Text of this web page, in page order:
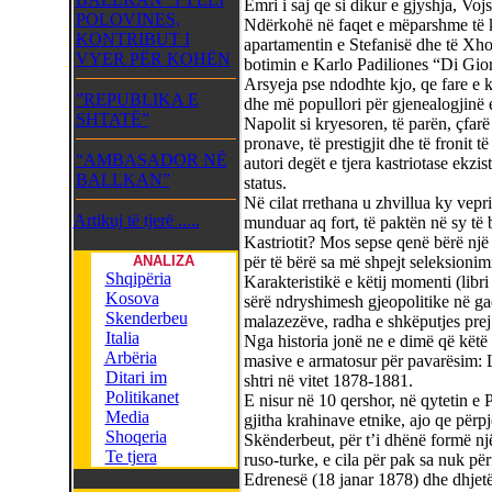
POLOVINES,
KONTRIBUT I
VYER PËR KOHËN
”REPUBLIKA E
SHTATË”
“AMBASADOR NË
BALLKAN”
Artikuj të tjerë .....
ANALIZA
Shqipëria
Kosova
Skenderbeu
Italia
Arbëria
Ditari im
Politikanet
Media
Shoqeria
Te tjera
Emri i saj qe si dikur e gjyshja,
Ndërkohë në faqet e mëparshme
apartamentin e Stefanisë dhe të
botimin e Karlo Padiliones “Di
Arsyeja pse ndodhte kjo, qe fare e
dhe më popullori për gjenealogjinë
Napolit si kryesoren, të parën,
pronave, të prestigjit dhe të fronit
autori degët e tjera kastriotase
status.
Në cilat rrethana u zhvillua ky
munduar aq fort, të paktën në sy të
Kastriotit? Mos sepse qenë bërë
për të bërë sa më shpejt
Karakteristikë e këtij momenti (libri
sërë ndryshimesh gjeopolitike në
malazezëve, radha e shkëputjes
Nga historia jonë ne e dimë që
masive e armatosur për
shtri në vitet 1878-1881.
E nisur në 10 qershor, në qytetin e
gjitha krahinave etnike, ajo qe
Skënderbeut, për t’i dhënë formë
ruso-turke, e cila për pak sa nuk
Edrenesë (18 janar 1878) dhe